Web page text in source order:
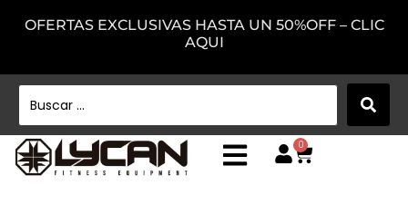
OFERTAS EXCLUSIVAS HASTA UN 50%OFF – CLIC
AQUI
0